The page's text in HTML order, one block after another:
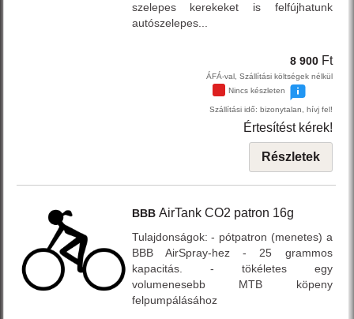
szelepes kerekeket is felfújhatunk
autószelepes...
8 900 Ft
ÁFÁ-val, Szállítási költségek nélkül
Nincs készleten
Szállítási idő: bizonytalan, hívj fel!
Értesítést kérek!
Részletek
BBB AirTank CO2 patron 16g
Tulajdonságok: - pótpatron (menetes) a
BBB AirSpray-hez - 25 grammos
kapacitás. - tökéletes egy
volumenesebb MTB köpeny
felpumpálásához